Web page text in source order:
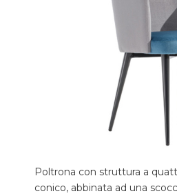
Poltrona con struttura a
conico, abbinata ad una